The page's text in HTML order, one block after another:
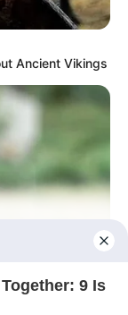
Ancient Vikings